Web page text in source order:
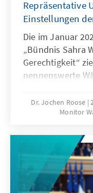
Repräsentative
Einstellungen
Die im Januar
„Bündnis Sahra
Gerechtigkeit“
nennenswerte
von
Jahren, in
deutlich stärker.
wird eine
gefordert. Bei
Dr. Jochen Roose
Monitor